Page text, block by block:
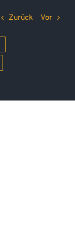
Zurück Vor